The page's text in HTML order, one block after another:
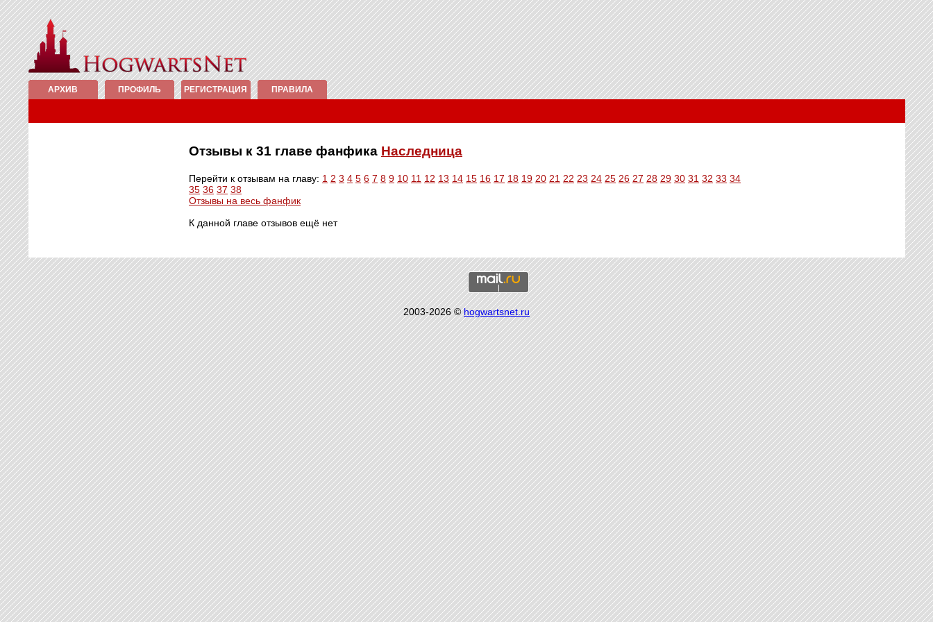
АРХИВ ПРОФИЛЬ РЕГИСТРАЦИЯ ПРАВИЛА
Отзывы к 31 главе фанфика Наследница
Перейти к отзывам на главу: 1 2 3 4 5 6 7 8 9 10 11 12 13 14 15 16 17 18 19 20 21 22 23 24 25 26 27 28 29 30 31 32 33 34
35 36 37 38
Отзывы на весь фанфик
К данной главе отзывов ещё нет
2003-2026 ©hogwartsnet.ru